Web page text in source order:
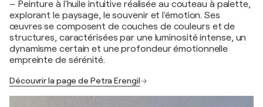
– Peinture à l'huile intuitive réalisée au couteau à palette,
explorant le paysage, le souvenir et l'émotion. Ses
œuvres se composent de couches de couleurs et de
structures, caractérisées par une luminosité intense, un
dynamisme certain et une profondeur émotionnelle
empreinte de sérénité.
Découvrir la page de Petra Erengil